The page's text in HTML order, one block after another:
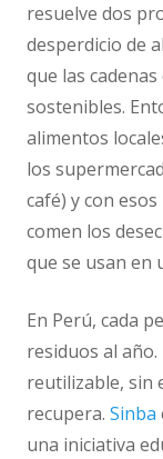
resuelve dos
desperdicio de
que las
sostenibles.
alimentos
los
café) y con
comen los
que se usan en
En Perú, cada
residuos al
reutilizable, sin
recupera. Sinba
una iniciativa